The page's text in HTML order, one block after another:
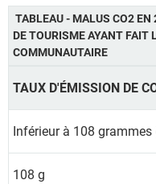
TABLEAU - MALUS CO2
DE TOURISME AYANT FAIT
COMMUNAUTAIRE
TAUX D'ÉMISSION DE
Inférieur à 108 grammes
108 g